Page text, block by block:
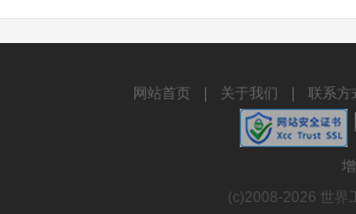
网站首页 关于我们 联系方
(c)2008-2026 世界